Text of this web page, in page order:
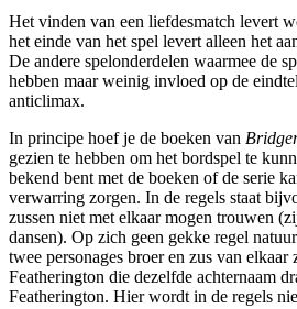
Het vinden van een liefdesmatch levert
het einde van het spel levert alleen het
De andere spelonderdelen waarmee de
hebben maar weinig invloed op de
anticlimax.
In principe hoef je de boeken van
gezien te hebben om het bordspel te
bekend bent met de boeken of de serie
verwarring zorgen. In de regels staat
zussen niet met elkaar mogen trouwen
dansen). Op zich geen gekke regel
twee personages broer en zus van elkaar
Featherington die dezelfde achternaam
Featherington. Hier wordt in de regels